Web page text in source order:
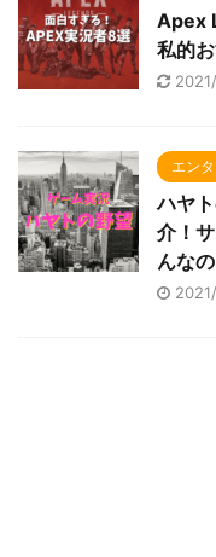
Apex
私的
エンタ
ハヤ
介！
んな